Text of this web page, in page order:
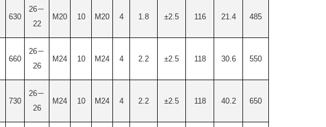
630
26－
22
M20 10 M20 4 1.8 ±2.5 116 21.4
485
660
26－
26
M24 10 M24 4 2.2 ±2.5 118 30.6
550
730
26－
26
M24 10 M24 4 2.2 ±2.5 118 40.2
650